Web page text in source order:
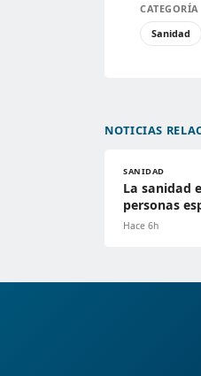
CATEGORÍA
Sanidad
NOTICIAS
SANIDAD
La sanidad
personas
Hace 6h